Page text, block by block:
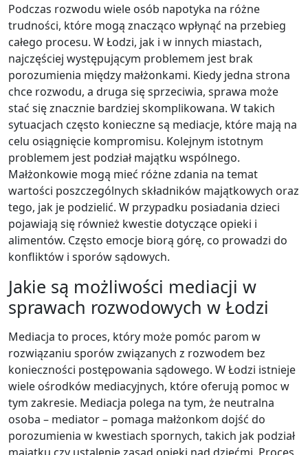
Podczas rozwodu wiele osób napotyka na różne
trudności, które mogą znacząco wpłynąć na przebieg
całego procesu. W Łodzi, jak i w innych miastach,
najczęściej występującym problemem jest brak
porozumienia między małżonkami. Kiedy jedna strona
chce rozwodu, a druga się sprzeciwia, sprawa może
stać się znacznie bardziej skomplikowana. W takich
sytuacjach często konieczne są mediacje, które mają na
celu osiągnięcie kompromisu. Kolejnym istotnym
problemem jest podział majątku wspólnego.
Małżonkowie mogą mieć różne zdania na temat
wartości poszczególnych składników majątkowych oraz
tego, jak je podzielić. W przypadku posiadania dzieci
pojawiają się również kwestie dotyczące opieki i
alimentów. Często emocje biorą górę, co prowadzi do
konfliktów i sporów sądowych.
Jakie są możliwości mediacji w
sprawach rozwodowych w Łodzi
Mediacja to proces, który może pomóc parom w
rozwiązaniu sporów związanych z rozwodem bez
konieczności postępowania sądowego. W Łodzi istnieje
wiele ośrodków mediacyjnych, które oferują pomoc w
tym zakresie. Mediacja polega na tym, że neutralna
osoba – mediator – pomaga małżonkom dojść do
porozumienia w kwestiach spornych, takich jak podział